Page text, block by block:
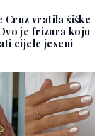
Cruz vratila šiške
je frizura koju
cijele jeseni